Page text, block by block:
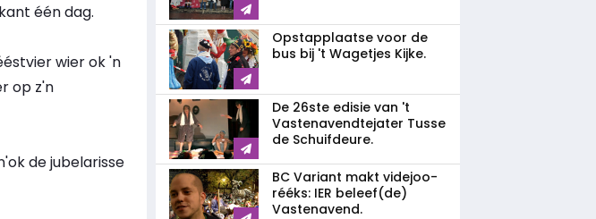
één dag.
wier ok 'n
op z'n
de jubelarisse
Opstapplaatse voor de
bus bij 't Wagetjes Kijke.
De 26ste edisie van 't
Vastenavendtejater Tusse
de Schuifdeure.
BC Variant makt videjoo-
rééks: IER beleef(de)
Vastenavend.